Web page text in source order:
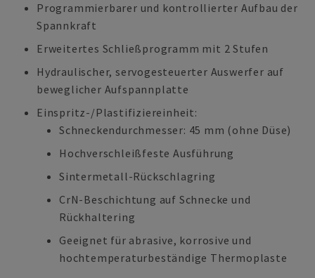
Programmierbarer und kontrollierter Aufbau der
Spannkraft
Erweitertes Schließprogramm mit 2 Stufen
Hydraulischer, servogesteuerter Auswerfer auf
beweglicher Aufspannplatte
Einspritz-/Plastifiziereinheit:
Schneckendurchmesser: 45 mm (ohne Düse)
Hochverschleißfeste Ausführung
Sintermetall-Rückschlagring
CrN-Beschichtung auf Schnecke und
Rückhaltering
Geeignet für abrasive, korrosive und
hochtemperaturbeständige Thermoplaste